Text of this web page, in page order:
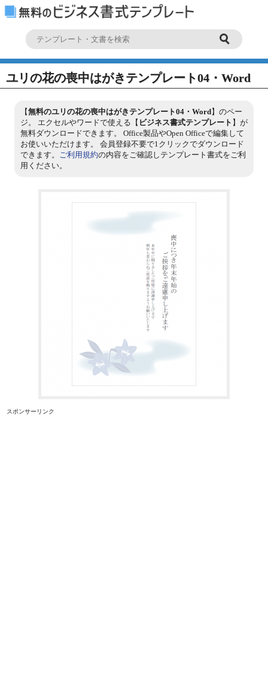
ユリの花の喪中はがきテンプレート04・Word
【無料のユリの花の喪中はがきテンプレート04・Word】のペー
ジ。 エクセルやワードで使える【 ビジネス書式テンプレート 】が
無料ダウンロードできます。 Office製品やOpen Officeで編集して
お使いいただけます。 会員登録不要で1クリックでダウンロード
できます。 ご利用規約の内容をご確認しテンプレート書式をご利
用ください。
スポンサーリンク